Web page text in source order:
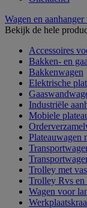
Wagen en
Bekijk de hele
Accessoires
Bakken- en
Bakkenwagen
Elektrische
Industriële
Mobiele
Plateauwagen
Trolley met
Trolley Rvs
Wagen voor